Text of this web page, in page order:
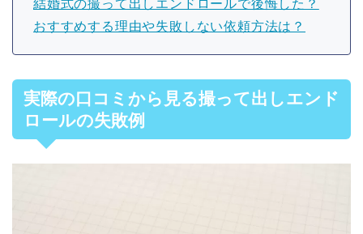
結婚式の撮って出しエンドロールで後悔した？
おすすめする理由や失敗しない依頼方法は？
実際の口コミから見る撮って出しエンド
ロールの失敗例